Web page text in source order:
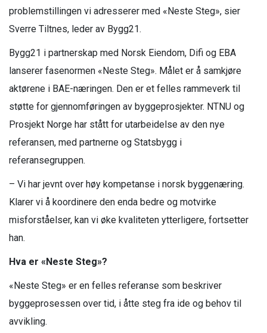
problemstillingen vi adresserer med «Neste Steg», sier
Sverre Tiltnes, leder av Bygg21.
Bygg21 i partnerskap med Norsk Eiendom, Difi og EBA
lanserer fasenormen «Neste Steg». Målet er å samkjøre
aktørene i BAE-næringen. Den er et felles rammeverk til
støtte for gjennomføringen av byggeprosjekter. NTNU og
Prosjekt Norge har stått for utarbeidelse av den nye
referansen, med partnerne og Statsbygg i
referansegruppen.
– Vi har jevnt over høy kompetanse i norsk byggenæring.
Klarer vi å koordinere den enda bedre og motvirke
misforståelser, kan vi øke kvaliteten ytterligere, fortsetter
han.
Hva er «Neste Steg»?
«Neste Steg» er en felles referanse som beskriver
byggeprosessen over tid, i åtte steg fra ide og behov til
avvikling.